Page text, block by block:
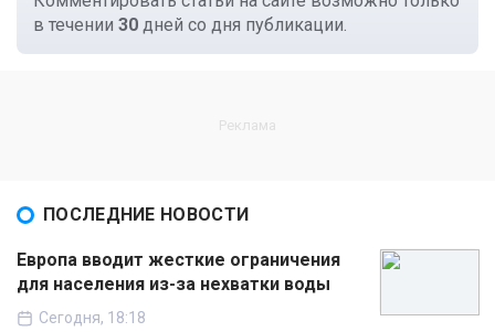
в течении 30 дней со дня публикации.
ПОСЛЕДНИЕ НОВОСТИ
Европа вводит жесткие ограничения
для населения из-за нехватки воды
Сегодня, 18:18